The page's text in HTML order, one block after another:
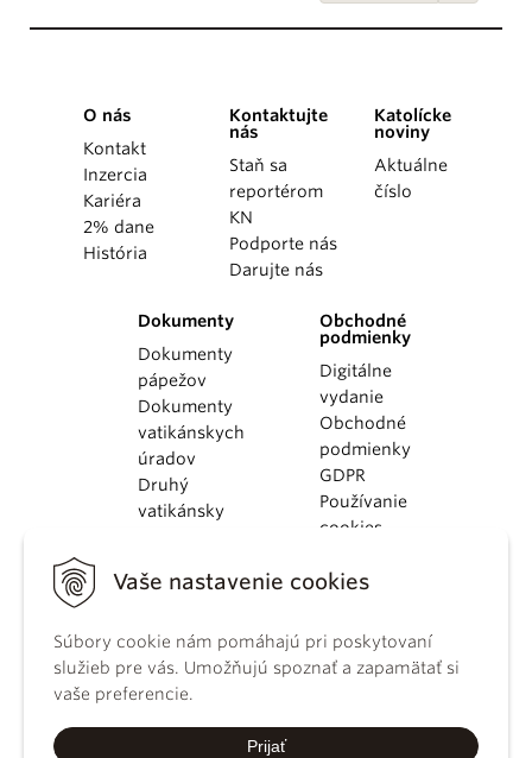
Vaše nastavenie cookies
Súbory cookie nám pomáhajú pri poskytovaní
služieb pre vás. Umožňujú spoznať a zapamätať si
vaše preferencie.
Prijať
O nás
Kontakt
Inzercia
Kariéra
2% dane
História
Kontaktujte
nás
Staň sa
reportérom
KN
Podporte nás
Darujte nás
Katolícke
noviny
Aktuálne
číslo
Dokumenty
Dokumenty
pápežov
Dokumenty
vatikánskych
úradov
Druhý
vatikánsky
KBS
kánonického
práva
Katechizmus
Obchodné
podmienky
Digitálne
vydanie
Obchodné
podmienky
GDPR
Používanie
cookies